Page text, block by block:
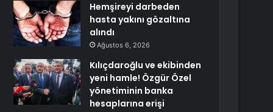
Hemşireyi darbeden
hasta yakını gözaltına
alındı
Ağustos 6, 2026
Kılıçdaroğlu ve ekibinden
yeni hamle! Özgür Özel
yönetiminin banka
hesaplarına erişi